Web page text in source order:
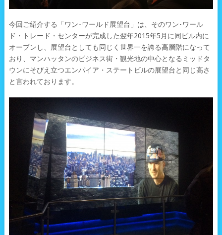
今回ご紹介する「ワン･ワールド展望台」は、そのワン･ワール
ド・トレード・センターが完成した翌年2015年5月に同ビル内に
オープンし、展望台としても同じく世界一を誇る高層階になって
おり、マンハッタンのビジネス街・観光地の中心となるミッドタ
ウンにそびえ立つエンパイア・ステートビルの展望台と同じ高さ
と言われております。